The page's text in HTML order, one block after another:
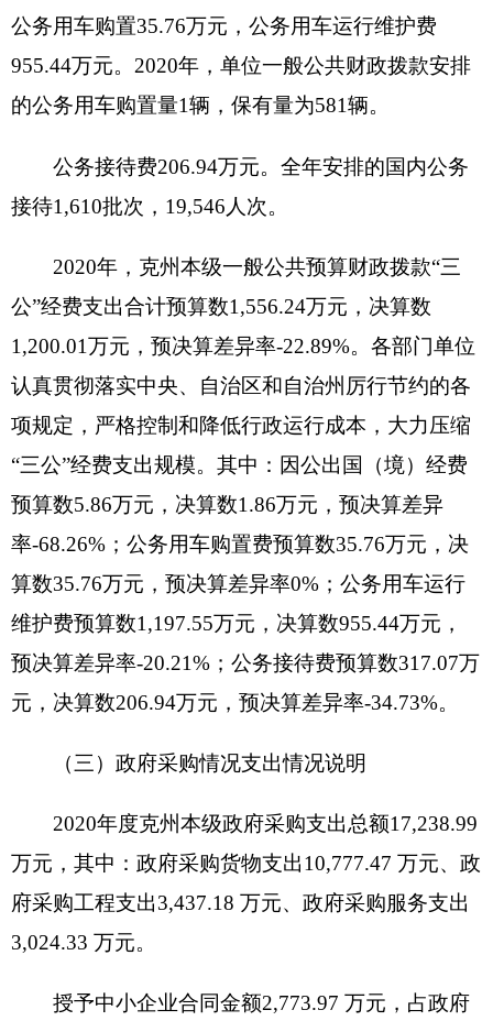
维护费预算数1,197.55万元，决算数955.44万元，
预决算差异率-
20.21%；公务接待费预算数317.07万
元，决算数206.94万元，预决算差异率-
34.73%。
2020年 度克州本级政府采购支出总额
府采购工程支出3,437.18 万元、政府采购服务支出
3,024.33 万元。
授予中小企业合同金额2,773.97 万元，占政府
采购支出总额的16.09%，其中：授予小微企业合同
11.43
%。
（四）机关运行经费支出情况
2020年度克州本级机关运行经费支出10,712.84
万元，比上年增加1,183.46万元，增长12.41
%，主
要原因是： 一方面克州2020年新招聘人员较多，人
行维护费支出增大。
2020年，涉及项目支出192,938.35万元，经过
绩效考核，项目支出绩效情况较为理想，基本达到
五、部门决算公开工作措施
（一）加强组织领导
为扎实做好2020年度克州本级部门决算公开工